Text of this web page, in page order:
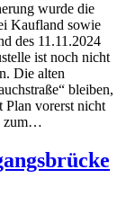
wurde die
Kaufland sowie
des 11.11.2024
ist noch nicht
Die alten
bleiben,
Plan vorerst nicht
zum…